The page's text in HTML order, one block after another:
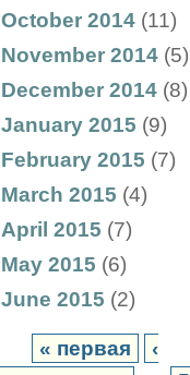
October 2014 (11)
November 2014 (5)
December 2014 (8)
January 2015 (9)
February 2015 (7)
March 2015 (4)
April 2015 (7)
May 2015 (6)
June 2015 (2)
« первая
‹